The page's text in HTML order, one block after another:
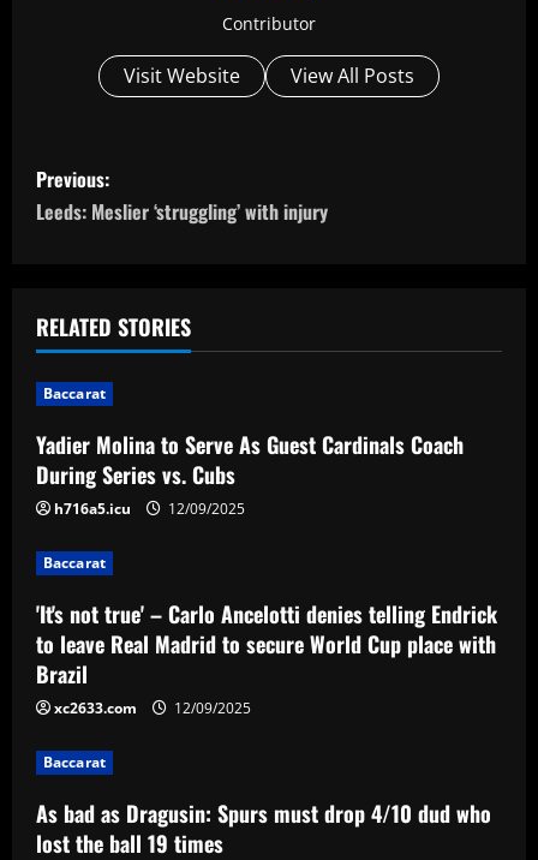
Contributor
Visit Website View All Posts
P
o
t
n
a
v
i
g
a
t
i
o
n
Previous:
Leeds: Meslier ‘struggling’ with injury
RELATED STORIES
Baccarat
Yadier Molina to Serve As Guest Cardinals Coach
During Series vs. Cubs
h716a5.icu 12/09/2025
Baccarat
'It's not true' – Carlo Ancelotti denies telling Endrick
to leave Real Madrid to secure World Cup place with
Brazil
xc2633.com 12/09/2025
Baccarat
As bad as Dragusin: Spurs must drop 4/10 dud who
lost the ball 19 times